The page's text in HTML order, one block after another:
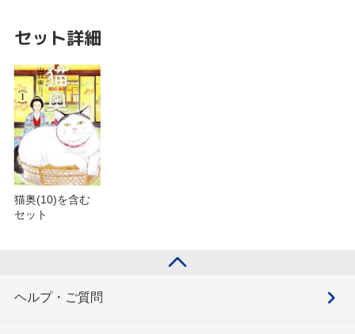
セット詳細
猫奥(10)を含む
セット
ヘルプ・ご質問